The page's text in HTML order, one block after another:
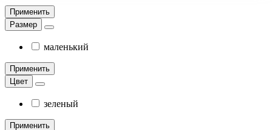
Применить
Размер
маленький
Применить
Цвет
зеленый
Применить